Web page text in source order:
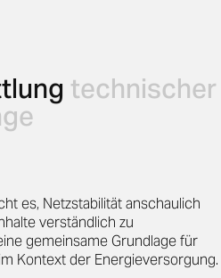
technischer
es, Netzstabilität anschaulich
verständlich zu
gemeinsame Grundlage für
Kontext der Energieversorgung.